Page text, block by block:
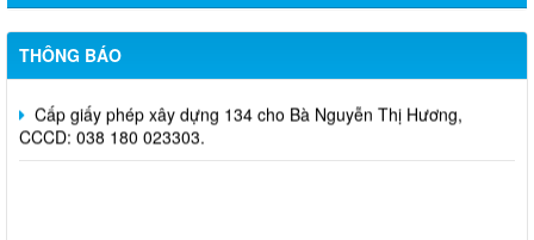
THÔNG BÁO
Quyết định 651/QĐ-UBND về việc cho phép chuyển mục đích
sử dụng đất bà Lê Thị Thu
Cấp giấy phép xây dựng 134 cho Bà Nguyễn Thị Hương,
CCCD: 038 180 023303.